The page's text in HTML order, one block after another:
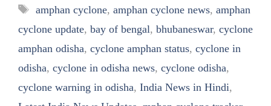
Tags
amphan cyclone, amphan cyclone news, amphan
cyclone update, bay of bengal, bhubaneswar, cyclone
amphan odisha, cyclone amphan status, cyclone in
odisha, cyclone in odisha news, cyclone odisha,
cyclone warning in odisha, India News in Hindi,